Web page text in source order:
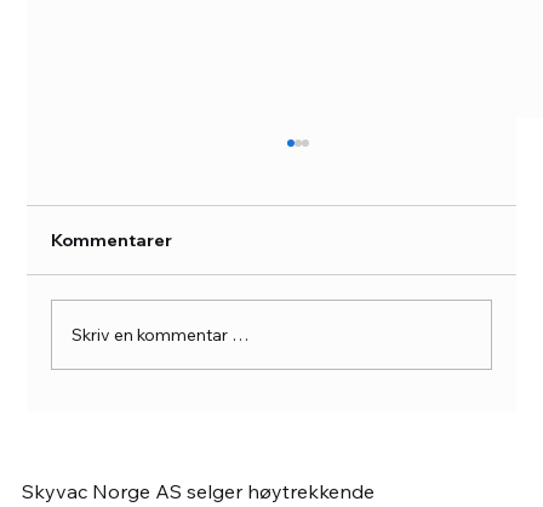
Kommentarer
Skriv en kommentar …
Skyvac Norge AS selger høytrekkende